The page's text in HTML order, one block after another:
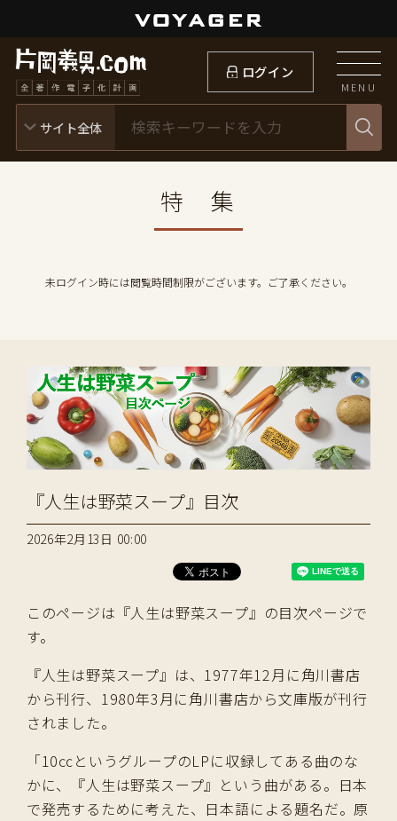
ログイン
MENU
特 集
未ログイン時には閲覧時間制限がございます。ご了承ください。
『人生は野菜スープ』目次
2026年2月13日 00:00
このページは『人生は野菜スープ』の目次ページで
す。
『人生は野菜スープ』は、1977年12月に角川書店
から刊行、1980年3月に角川書店から文庫版が刊行
されました。
「10㏄というグループのLPに収録してある曲のな
かに、『人生は野菜スープ』という曲がある。日本
で発売するために考えた、日本語による題名だ。原